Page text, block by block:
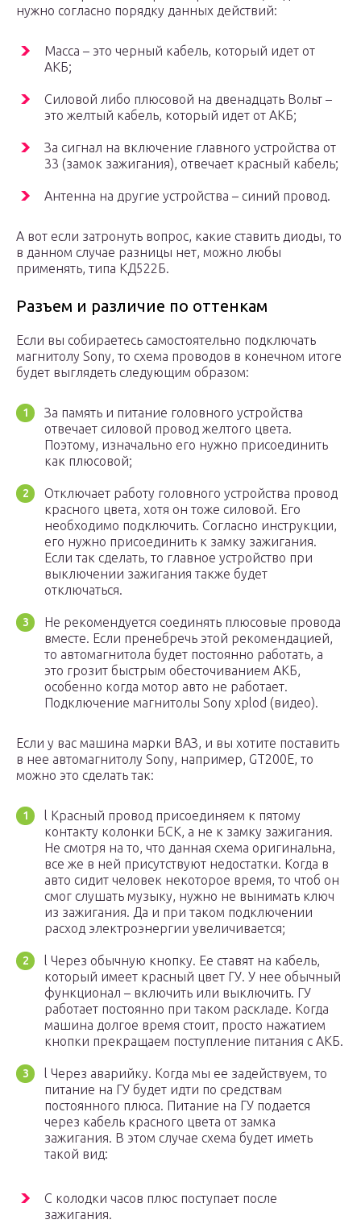
нужно согласно порядку данных действий:
Масса – это черный кабель, который идет от
АКБ;
Силовой либо плюсовой на двенадцать Вольт –
это желтый кабель, который идет от АКБ;
За сигнал на включение главного устройства от
33 (замок зажигания), отвечает красный кабель;
Антенна на другие устройства – синий провод.
А вот если затронуть вопрос, какие ставить диоды, то
в данном случае разницы нет, можно любы
применять, типа КД522Б.
Разъем и различие по оттенкам
Если вы собираетесь самостоятельно подключать
магнитолу Sony, то схема проводов в конечном итоге
будет выглядеть следующим образом:
За память и питание головного устройства
отвечает силовой провод желтого цвета.
Поэтому, изначально его нужно присоединить
как плюсовой;
Отключает работу головного устройства провод
красного цвета, хотя он тоже силовой. Его
необходимо подключить. Согласно инструкции,
его нужно присоединить к замку зажигания.
Если так сделать, то главное устройство при
выключении зажигания также будет
отключаться.
Не рекомендуется соединять плюсовые провода
вместе. Если пренебречь этой рекомендацией,
то автомагнитола будет постоянно работать, а
это грозит быстрым обесточиванием АКБ,
особенно когда мотор авто не работает.
Подключение магнитолы Sony xplod (видео).
Если у вас машина марки ВАЗ, и вы хотите поставить
в нее автомагнитолу Sony, например, GT200E, то
можно это сделать так:
l Красный провод присоединяем к пятому
контакту колонки БСК, а не к замку зажигания.
Не смотря на то, что данная схема оригинальна,
все же в ней присутствуют недостатки. Когда в
авто сидит человек некоторое время, то чтоб он
смог слушать музыку, нужно не вынимать ключ
из зажигания. Да и при таком подключении
расход электроэнергии увеличивается;
l Через обычную кнопку. Ее ставят на кабель,
который имеет красный цвет ГУ. У нее обычный
функционал – включить или выключить. ГУ
работает постоянно при таком раскладе. Когда
машина долгое время стоит, просто нажатием
кнопки прекращаем поступление питания с АКБ.
l Через аварийку. Когда мы ее задействуем, то
питание на ГУ будет идти по средствам
постоянного плюса. Питание на ГУ подается
через кабель красного цвета от замка
зажигания. В этом случае схема будет иметь
такой вид:
С колодки часов плюс поступает после
зажигания.